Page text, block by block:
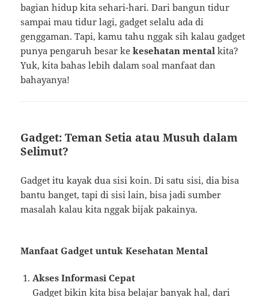
bagian hidup kita sehari-hari. Dari bangun tidur
sampai mau tidur lagi, gadget selalu ada di
genggaman. Tapi, kamu tahu nggak sih kalau gadget
punya pengaruh besar kekesehatan mental kita?
Yuk, kita bahas lebih dalam soal manfaat dan
bahayanya!
Gadget: Teman Setia atau Musuh dalam
Selimut?
Gadget itu kayak dua sisi koin. Di satu sisi, dia bisa
bantu banget, tapi di sisi lain, bisa jadi sumber
masalah kalau kita nggak bijak pakainya.
Manfaat Gadget untuk Kesehatan Mental
Akses Informasi Cepat
Gadget bikin kita bisa belajar banyak hal, dari